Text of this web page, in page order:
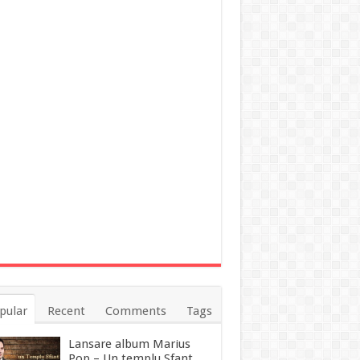
Recent Comments Tags
Lansare album Marius